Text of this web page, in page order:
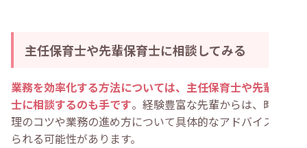
主任保育士や先輩保育士に相談してみる
業務を効率化する方法については、主任保育士や先輩保育
士に相談するのも手です。経験豊富な先輩からは、時間管
理のコツや業務の進め方について具体的なアドバイスを得
られる可能性があります。